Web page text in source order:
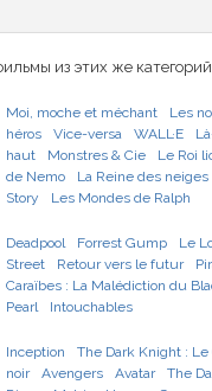
из этих же
Moi, moche et méchant
Les
héros
Vice-versa WALL·E
haut
Monstres & Cie Le Roi
de Nemo
La Reine des neiges
Story
Les Mondes de Ralph
Deadpool Forrest Gump
Le
Street
Retour vers le futur
Caraïbes : La Malédiction du
Pearl
Intouchables
Inception
The Dark Knight : Le
noir
Avengers Avatar
The